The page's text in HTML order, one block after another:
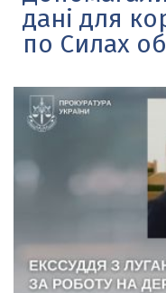
дані для
по Силах